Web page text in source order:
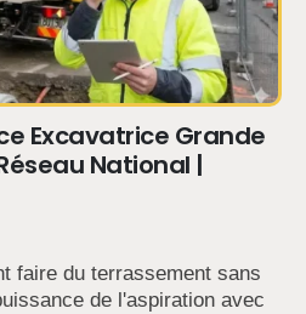
Excavatrice Grande
National |
faire du terrassement sans
de l'aspiration avec